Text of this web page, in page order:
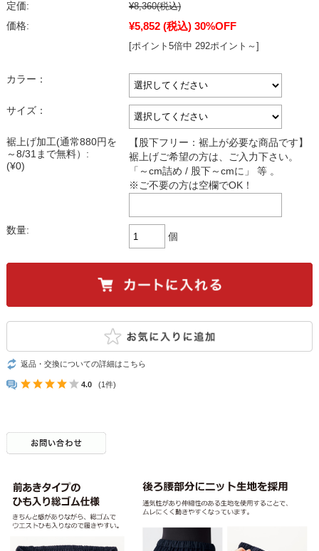
定価: ¥8,360(税込)
価格:
¥5,852 (税込) 30%OFF
[ポイント5倍中 292ポイント～]
カラー：
サイズ：
裾上げ加工(通常880円を
～8/31まで無料）:
(¥0)
【股下フリー：裾上が必要な商品です】
裾上げご希望の方は、ご入力下さい。
「～cm詰め / 股下～cmに」 等 。
※ご不要の方は空欄でOK！
数量:
個
返品・交換についての詳細はこちら
4.0 (1件)